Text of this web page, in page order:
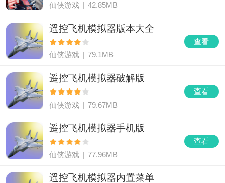
仙侠游戏 | 42.85MB
查看
遥控飞机模拟器版本大全
仙侠游戏 79.1MB
查看
遥控飞机模拟器破解版
仙侠游戏 | 79.67MB
查看
遥控飞机模拟器手机版
仙侠游戏 | 77.96MB
遥控飞机模拟器内置菜单